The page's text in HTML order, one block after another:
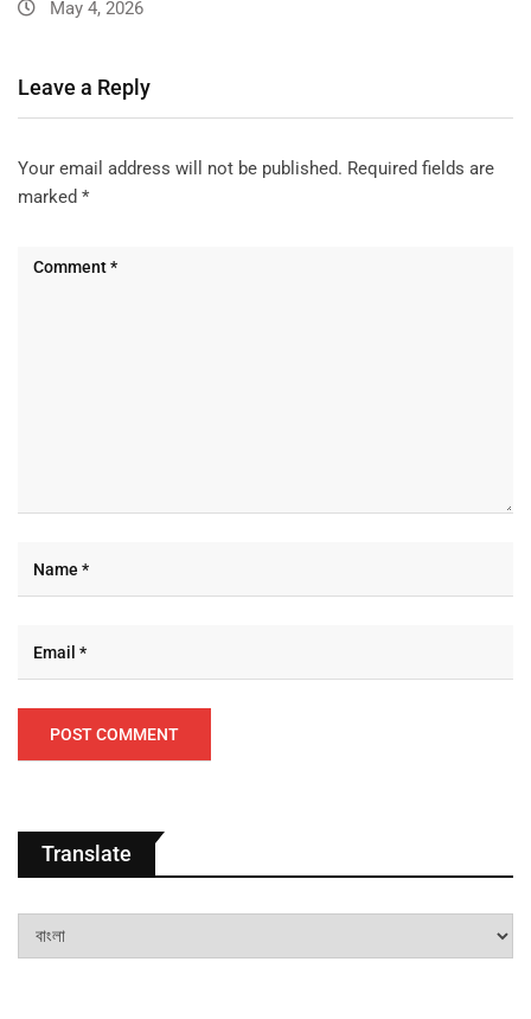
May 4, 2026
Leave a Reply
Your email address will not be published. Required fields are
marked *
Translate